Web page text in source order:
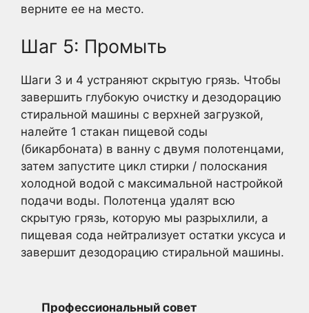
верните ее на место.
Шаг 5: Промыть
Шаги 3 и 4 устраняют скрытую грязь. Чтобы
завершить глубокую очистку и дезодорацию
стиральной машины с верхней загрузкой,
налейте 1 стакан пищевой соды
(бикарбоната) в ванну с двумя полотенцами,
затем запустите цикл стирки / полоскания
холодной водой с максимальной настройкой
подачи воды. Полотенца удалят всю
скрытую грязь, которую мы разрыхлили, а
пищевая сода нейтрализует остатки уксуса и
завершит дезодорацию стиральной машины.
Профессиональный совет